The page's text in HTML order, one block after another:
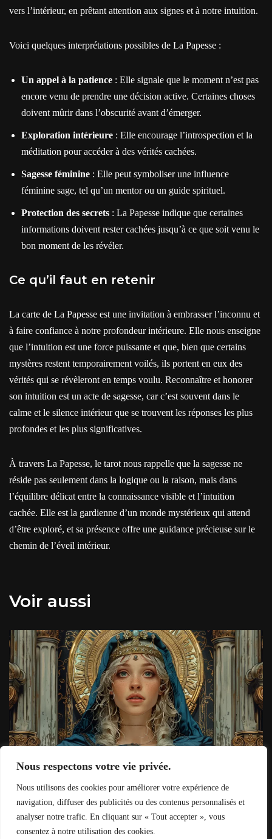
Nous respectons votre vie privée.
Nous utilisons des cookies pour améliorer votre expérience de
navigation, diffuser des publicités ou des contenus personnalisés et
analyser notre trafic. En cliquant sur « Tout accepter », vous
consentez à notre utilisation des cookies.
vers l’intérieur, en prêtant attention aux signes et à notre intuition.
Voici quelques interprétations possibles de La Papesse :
Un appel à la patience : Elle signale que le moment n’est pas
encore venu de prendre une décision active. Certaines choses
doivent mûrir dans l’obscurité avant d’émerger.
Exploration intérieure : Elle encourage l’introspection et la
méditation pour accéder à des vérités cachées.
Sagesse féminine : Elle peut symboliser une influence
féminine sage, tel qu’un mentor ou un guide spirituel.
Protection des secrets : La Papesse indique que certaines
informations doivent rester cachées jusqu’à ce que soit venu le
bon moment de les révéler.
Ce qu’il faut en retenir
La carte de La Papesse est une invitation à embrasser l’inconnu et
à faire confiance à notre profondeur intérieure. Elle nous enseigne
que l’intuition est une force puissante et que, bien que certains
mystères restent temporairement voilés, ils portent en eux des
vérités qui se révèleront en temps voulu. Reconnaître et honorer
son intuition est un acte de sagesse, car c’est souvent dans le
calme et le silence intérieur que se trouvent les réponses les plus
profondes et les plus significatives.
À travers La Papesse, le tarot nous rappelle que la sagesse ne
réside pas seulement dans la logique ou la raison, mais dans
l’équilibre délicat entre la connaissance visible et l’intuition
cachée. Elle est la gardienne d’un monde mystérieux qui attend
d’être exploré, et sa présence offre une guidance précieuse sur le
chemin de l’éveil intérieur.
Voir aussi
mystère ?